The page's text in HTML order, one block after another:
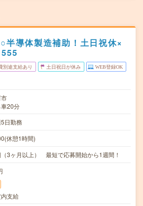
半導体製造補助！土日祝休×
別途支給あり 土日祝日が休み WEB登録OK
20分
日勤務
休憩1時間)
3ヶ月以上） 最短で応募開始から1週間！
支給